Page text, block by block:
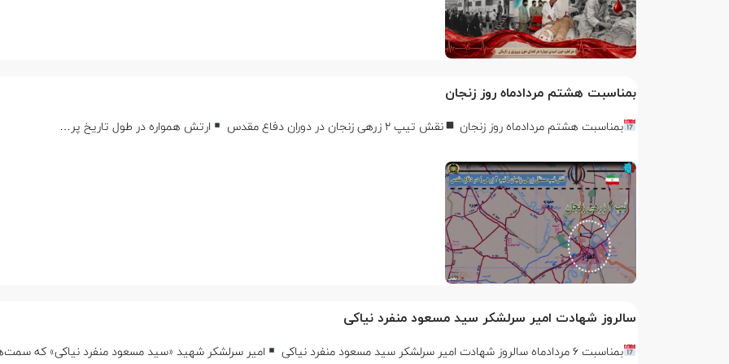
بمناسبت هشتم مردادماه روز زنجان
بمناسبت هشتم مردادماه روز زنجان نقش تیپ 2 زرهی زنجان در دوران دفاع مقدس ارتش همواره در طول تاریخ پر…
سالروز شهادت امیر سرلشکر سید مسعود منفرد نیاکی
بمناسبت ۶ مردادماه سالروز شهادت امیر سرلشکر سید مسعود منفرد نیاکی امیر سرلشکر شهید «سید مسعود منفرد نیاکی» که